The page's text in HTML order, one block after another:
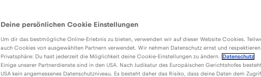
Előnyök Leírás
Deine persönlichen Cookie Einstellungen
Um dir das bestmögliche Online-Erlebnis zu bieten, verwenden wir auf dieser Website Cookies.
auch Cookies von ausgewählten Partnern verwendet. Wir nehmen Datenschutz ernst und
Privatsphäre: Du hast jederzeit die Möglichkeit deine Cookie-Einstellungen zu ändern.
Datenschutz
Einige unserer Partnerdienste sind in den USA. Nach Judikatur des Europäischen Gerichtshofes
USA kein angemessenes Datenschutzniveau. Es besteht daher das Risiko, dass deine Daten dem